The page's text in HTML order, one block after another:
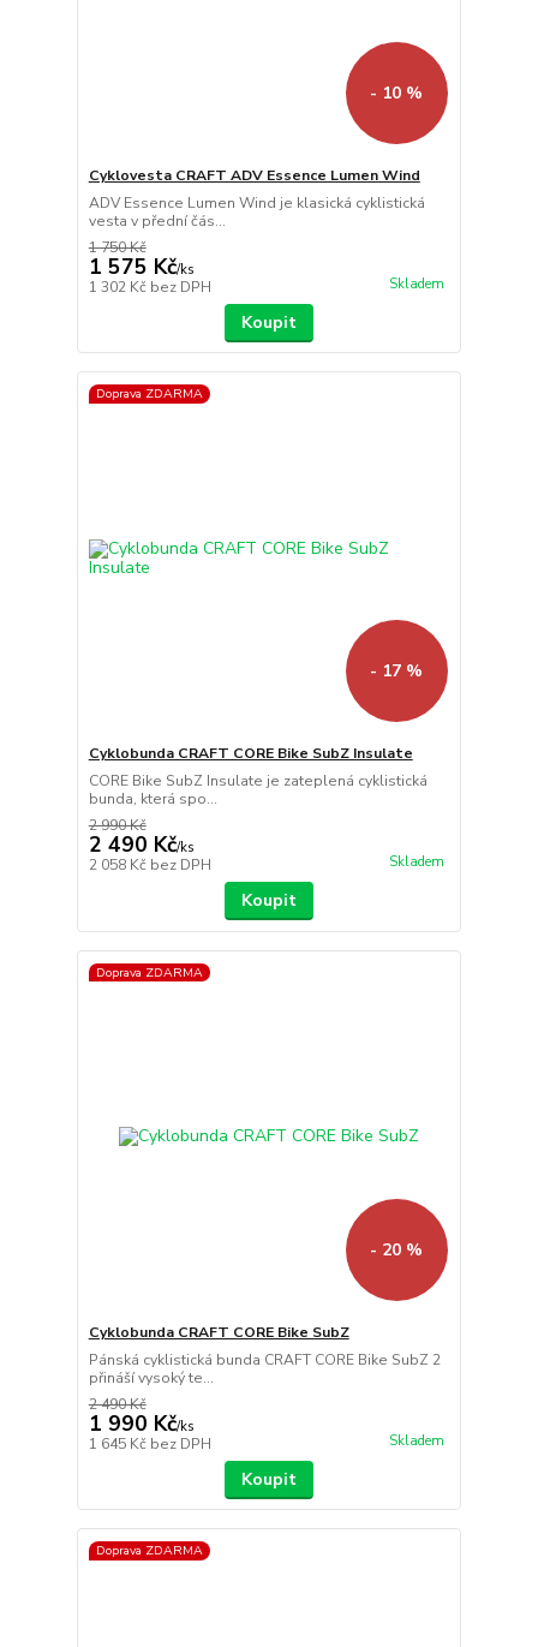
- 10 %
Cyklovesta CRAFT ADV Essence Lumen Wind
ADV Essence Lumen Wind je klasická cyklistická
vesta v přední čás...
1 750 Kč
1 575 Kč/ks
1 302 Kč bez DPH Skladem
Koupit
Doprava ZDARMA
- 17 %
Cyklobunda CRAFT CORE Bike SubZ Insulate
CORE Bike SubZ Insulate je zateplená cyklistická
bunda, která spo...
2 990 Kč
2 490 Kč/ks
2 058 Kč bez DPH Skladem
Koupit
Doprava ZDARMA
- 20 %
Cyklobunda CRAFT CORE Bike SubZ
Pánská cyklistická bunda CRAFT CORE Bike SubZ 2
přináší vysoký te...
2 490 Kč
1 990 Kč/ks
1 645 Kč bez DPH Skladem
Koupit
Doprava ZDARMA